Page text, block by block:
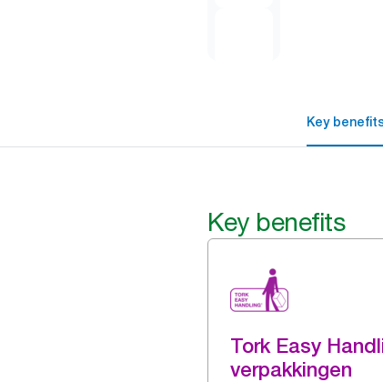
Key
Key benefits
Tork Easy
verpakkingen